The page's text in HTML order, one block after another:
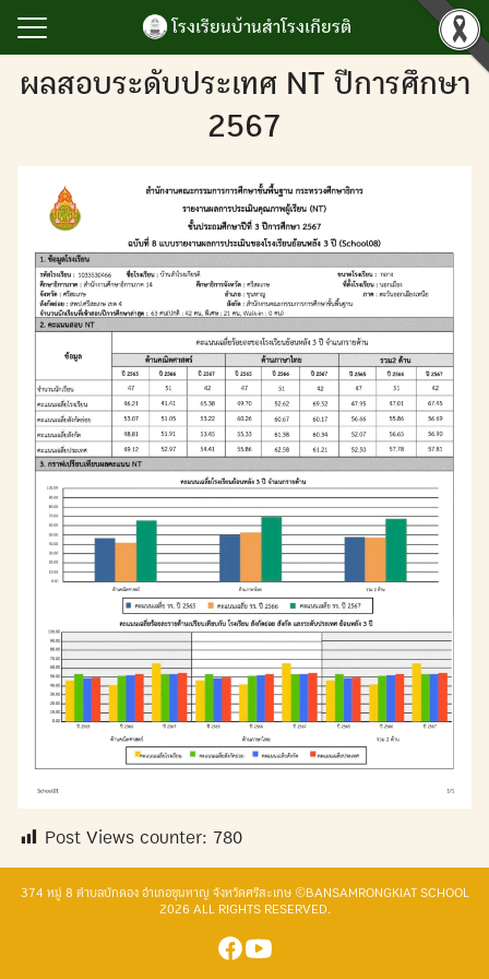
content
โรงเรียนบ้านสำโรงเกียรติ
รงเกียรติ
กียรติยศ
รรม
นับสนุนการบริหาร
รสนเทศ
for:
ผลสอบระดับประเทศ NT ปีการศึกษา
2567
Post Views counter: 780
374 หมู่ 8 ตำบลบักดอง อำเภอขุนหาญ จังหวัดศรีสะเกษ ©BANSAMRONGKIAT SCHOOL
2026 ALL RIGHTS RESERVED.